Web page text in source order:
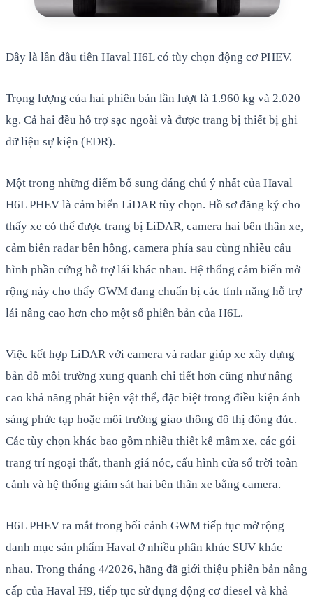
Đây là lần đầu tiên Haval H6L có tùy chọn động cơ PHEV.
Trọng lượng của hai phiên bản lần lượt là 1.960 kg và 2.020
kg. Cả hai đều hỗ trợ sạc ngoài và được trang bị thiết bị ghi
dữ liệu sự kiện (EDR).
Một trong những điểm bổ sung đáng chú ý nhất của Haval
H6L PHEV là cảm biến LiDAR tùy chọn. Hồ sơ đăng ký cho
thấy xe có thể được trang bị LiDAR, camera hai bên thân xe,
cảm biến radar bên hông, camera phía sau cùng nhiều cấu
hình phần cứng hỗ trợ lái khác nhau. Hệ thống cảm biến mở
rộng này cho thấy GWM đang chuẩn bị các tính năng hỗ trợ
lái nâng cao hơn cho một số phiên bản của H6L.
Việc kết hợp LiDAR với camera và radar giúp xe xây dựng
bản đồ môi trường xung quanh chi tiết hơn cũng như nâng
cao khả năng phát hiện vật thể, đặc biệt trong điều kiện ánh
sáng phức tạp hoặc môi trường giao thông đô thị đông đúc.
Các tùy chọn khác bao gồm nhiều thiết kế mâm xe, các gói
trang trí ngoại thất, thanh giá nóc, cấu hình cửa sổ trời toàn
cảnh và hệ thống giám sát hai bên thân xe bằng camera.
H6L PHEV ra mắt trong bối cảnh GWM tiếp tục mở rộng
danh mục sản phẩm Haval ở nhiều phân khúc SUV khác
nhau. Trong tháng 4/2026, hãng đã giới thiệu phiên bản nâng
cấp của Haval H9, tiếp tục sử dụng động cơ diesel và khả